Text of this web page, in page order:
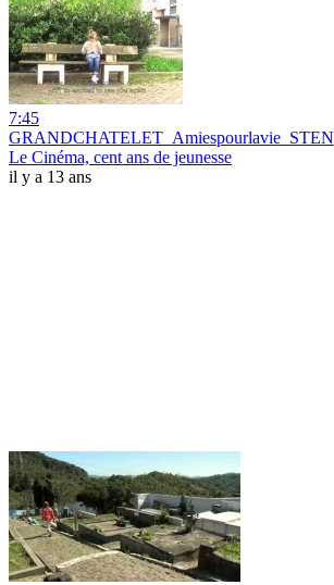
7:45
GRANDCHATELET_Amiespourlavie_STEN
Le Cinéma, cent ans de jeunesse
il y a 13 ans